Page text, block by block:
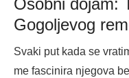
Osobni dojam:
Gogoljevog
Svaki put kada se
me fascinira njegova